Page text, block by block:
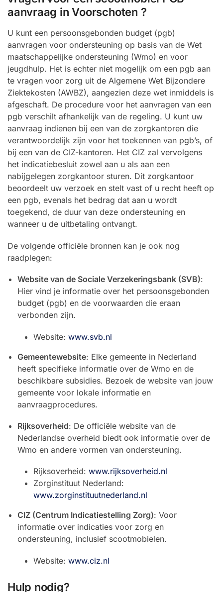
aanvraag in Voorschoten ?
U kunt een persoonsgebonden budget (pgb)
aanvragen voor ondersteuning op basis van de Wet
maatschappelijke ondersteuning (Wmo) en voor
jeugdhulp. Het is echter niet mogelijk om een pgb aan
te vragen voor zorg uit de Algemene Wet Bijzondere
Ziektekosten (AWBZ), aangezien deze wet inmiddels is
afgeschaft. De procedure voor het aanvragen van een
pgb verschilt afhankelijk van de regeling. U kunt uw
aanvraag indienen bij een van de zorgkantoren die
verantwoordelijk zijn voor het toekennen van pgb’s, of
bij een van de CIZ-kantoren. Het CIZ zal vervolgens
het indicatiebesluit zowel aan u als aan een
nabijgelegen zorgkantoor sturen. Dit zorgkantoor
beoordeelt uw verzoek en stelt vast of u recht heeft op
een pgb, evenals het bedrag dat aan u wordt
toegekend, de duur van deze ondersteuning en
wanneer u de uitbetaling ontvangt.
De volgende officiële bronnen kan je ook nog
raadplegen:
Website van de Sociale Verzekeringsbank (SVB):
Hier vind je informatie over het persoonsgebonden
budget (pgb) en de voorwaarden die eraan
verbonden zijn.
Website: www.svb.nl
Gemeentewebsite: Elke gemeente in Nederland
heeft specifieke informatie over de Wmo en de
beschikbare subsidies. Bezoek de website van jouw
gemeente voor lokale informatie en
aanvraagprocedures.
Rijksoverheid: De officiële website van de
Nederlandse overheid biedt ook informatie over de
Wmo en andere vormen van ondersteuning.
Rijksoverheid: www.rijksoverheid.nl
Zorginstituut Nederland:
www.zorginstituutnederland.nl
CIZ (Centrum Indicatiestelling Zorg): Voor
informatie over indicaties voor zorg en
ondersteuning, inclusief scootmobielen.
Website: www.ciz.nl
Hulp nodig?